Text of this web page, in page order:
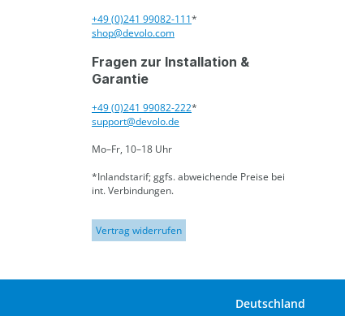
+49 (0)241 99082-111*
shop@devolo.com
Fragen zur Installation &
Garantie
+49 (0)241 99082-222*
support@devolo.de
Mo–Fr, 10–18 Uhr
*Inlandstarif; ggfs. abweichende Preise bei
int. Verbindungen.
Vertrag widerrufen
Deutschland